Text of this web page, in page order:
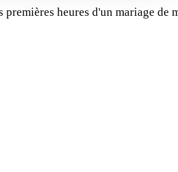
heures d'un mariage de